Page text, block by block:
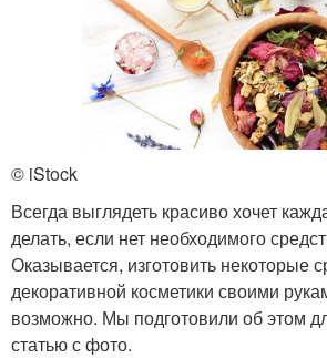
© iStock
Всегда выглядеть красиво хочет
делать, если нет необходимого
Оказывается, изготовить некоторые
декоративной косметики своими
возможно. Мы подготовили об этом
статью с фото.